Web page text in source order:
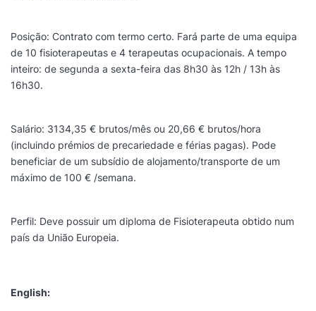
Posição: Contrato com termo certo. Fará parte de uma equipa
de 10 fisioterapeutas e 4 terapeutas ocupacionais. A tempo
inteiro: de segunda a sexta-feira das 8h30 às 12h / 13h às
16h30.
Salário: 3134,35 € brutos/mês ou 20,66 € brutos/hora
(incluindo prémios de precariedade e férias pagas). Pode
beneficiar de um subsídio de alojamento/transporte de um
máximo de 100 € /semana.
Perfil: Deve possuir um diploma de Fisioterapeuta obtido num
país da União Europeia.
English: